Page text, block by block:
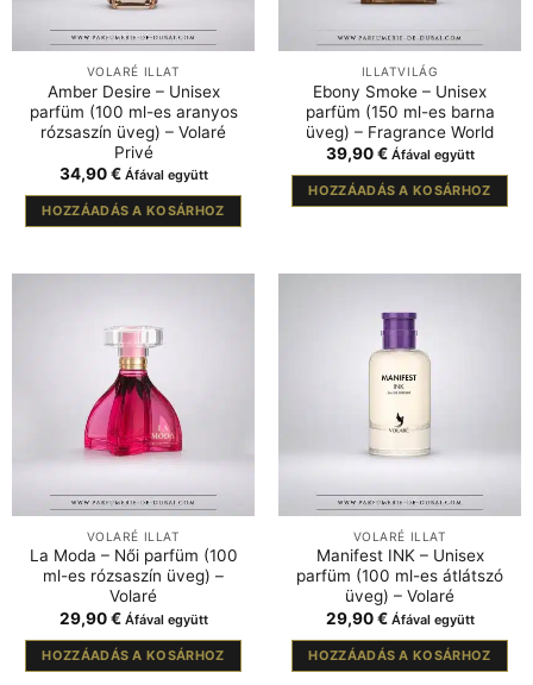
VOLARÉ ILLAT
Amber Desire – Unisex
parfüm (100 ml-es aranyos
rózsaszín üveg) – Volaré
Privé
34,90€ Áfával együtt
HOZZÁADÁS A KOSÁRHOZ
ILLATVILÁG
Ebony Smoke – Unisex
parfüm (150 ml-es barna
üveg) – Fragrance World
39,90€ Áfával együtt
HOZZÁADÁS A KOSÁRHOZ
VOLARÉ ILLAT
La Moda – Női parfüm (100
ml-es rózsaszín üveg) –
Volaré
29,90€ Áfával együtt
HOZZÁADÁS A KOSÁRHOZ
VOLARÉ ILLAT
Manifest INK – Unisex
parfüm (100 ml-es átlátszó
üveg) – Volaré
29,90€ Áfával együtt
HOZZÁADÁS A KOSÁRHOZ